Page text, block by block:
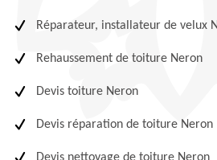
Réparateur, installateur de velux
Rehaussement de toiture Neron
Devis toiture Neron
Devis réparation de toiture Neron